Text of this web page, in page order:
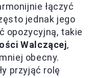
łączyć
jednak jego
opozycyjną, takie
Walczącej,
obecny.
przyjąć rolę